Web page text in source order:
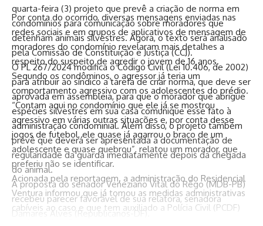
Por conta do ocorrido, diversas mensagens enviadas nas
redes sociais e em grupos de aplicativos de mensagem de
moradores do condomínio revelaram mais detalhes a
respeito do suspeito de agredir o jovem de 16 anos.
Segundo os condôminos, o agressor já teria um
comportamento agressivo com os adolescentes do prédio.
“Contam aqui no condomínio que ele já se mostrou
agressivo em várias outras situações e, por conta desse
jogos de futebol, ele quase já agarrou o braço de um
adolescente e quase quebrou”, relatou um morador, que
preferiu não se identificar.
Acionada pela reportagem, a administração do Residencial
Ventura informou que já tomou as medidas administrativas
cabíveis ao caso e que tem auxiliado a Polícia Civil (PCDF)
quarta-feira (3) projeto que prevê a criação de norma em
condomínios para comunicação sobre moradores que
detenham animais silvestres. Agora, o texto será analisado
pela Comissão de Constituição e Justiça (CCJ).
OPL 267/2024modifica o Código Civil (Lei 10.406, de 2002)
para atribuir ao síndico a tarefa de criar norma, que deve ser
aprovada em assembleia, para que o morador que abrigue
espécies silvestres em sua casa comunique esse fato à
administração condominial. Além disso, o projeto também
prevê que deverá ser apresentada a documentação de
regularidade da guarda imediatamente depois da chegada
do animal.
A proposta do senador Veneziano Vital do Rêgo (MDB-PB)
recebeu parecer favorável de sua relatora, senadora
Damares Alves (Republicanos-DF).